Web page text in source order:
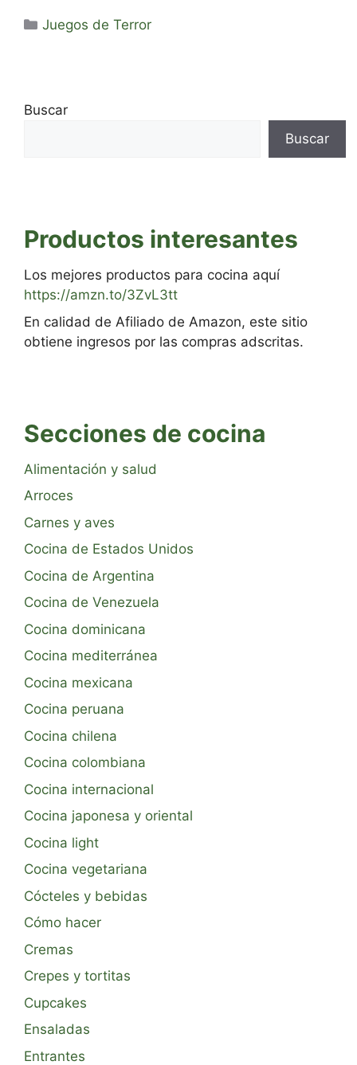
Categorías
Juegos de Terror
Buscar
Buscar
Productos interesantes
Los mejores productos para cocina aquí
https://amzn.to/3ZvL3tt
En calidad de Afiliado de Amazon, este sitio
obtiene ingresos por las compras adscritas.
Secciones de cocina
Alimentación y salud
Arroces
Carnes y aves
Cocina de Estados Unidos
Cocina de Argentina
Cocina de Venezuela
Cocina dominicana
Cocina mediterránea
Cocina mexicana
Cocina peruana
Cocina chilena
Cocina colombiana
Cocina internacional
Cocina japonesa y oriental
Cocina light
Cocina vegetariana
Cócteles y bebidas
Cómo hacer
Cremas
Crepes y tortitas
Cupcakes
Ensaladas
Entrantes